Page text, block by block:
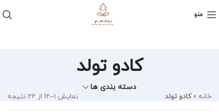
منو
کادو تولد
دسته بندی ها
خانه »کادو تولد نمایش 1–12 از 22 نتیجه